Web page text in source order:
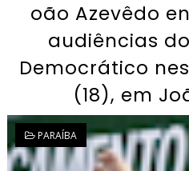
oão Azevêdo
audiências
Democrático
(18), em
PARAÍBA